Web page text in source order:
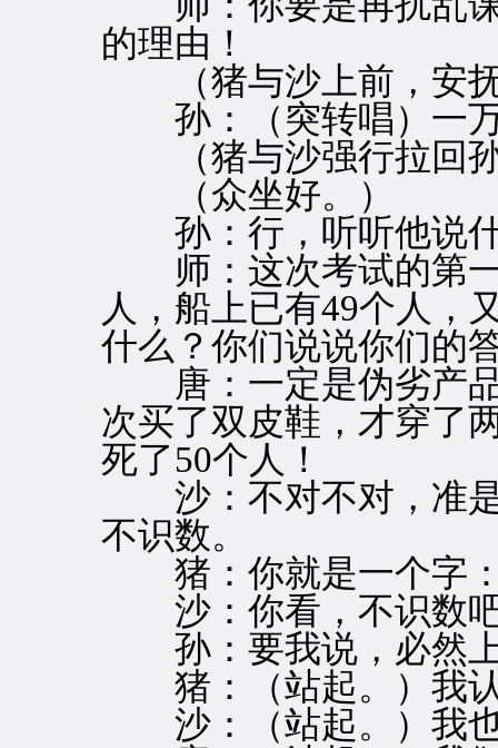
的理由！
（猪与沙上前，安
孙：（突转唱）一
（猪与沙强行拉回
（众坐好。）
孙：行，听听他说
师：这次考试的第一
人，船上已有49个人，
什么？你们说说你们的
唐：一定是伪劣产品
次买了双皮鞋，才穿了
死了50个人！
沙：不对不对，准是
不识数。
猪：你就是一个字
沙：你看，不识数
孙：要我说，必然上
猪：（站起。）我
沙：（站起。）我